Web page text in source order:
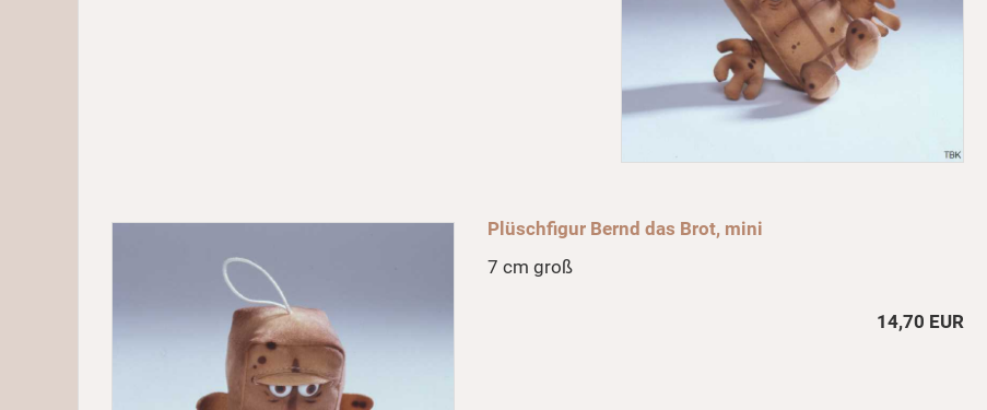
Plüschfigur Bernd das Brot, mini
7 cm groß
14,70 EUR